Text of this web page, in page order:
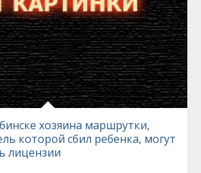
хозяина маршрутки,
которой сбил ребенка, могут
лицензии